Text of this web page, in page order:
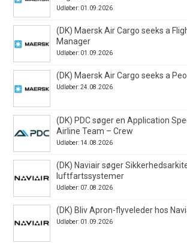
Udløber: 01.09.2026
(DK) Maersk Air Cargo seeks a
Manager
Udløber: 01.09.2026
(DK) Maersk Air Cargo seeks a
Udløber: 24.08.2026
(DK) PDC søger en Application
Airline Team – Crew
Udløber: 14.08.2026
(DK) Naviair søger
luftfartssystemer
Udløber: 07.08.2026
(DK) Bliv Apron-flyveleder hos
Udløber: 01.09.2026